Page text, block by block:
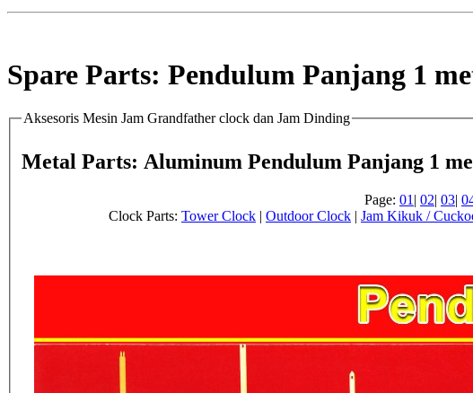
Spare Parts: Pendulum Panjang 1
Aksesoris Mesin Jam Grandfather clock dan Jam Dinding
Metal Parts: Aluminum Pendulum Panjang 1
Page: 01 | 02| 03|
Clock Parts: Tower Clock | Outdoor Clock | Jam Kikuk /